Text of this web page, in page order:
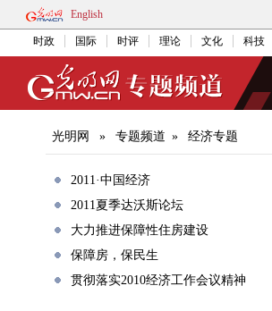
English
时政 国际 时评 理论 文化 科技
光明网 » 专题频道 » 经济专题
2011·中国经济
2011夏季达沃斯论坛
大力推进保障性住房建设
保障房，保民生
贯彻落实2010经济工作会议精神